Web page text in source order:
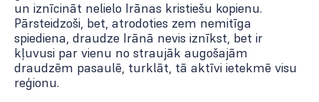
un iznīcināt nelielo Irānas kristiešu kopienu.
Pārsteidzoši, bet, atrodoties zem nemitīga
spiediena, draudze Irānā nevis iznīkst, bet ir
kļuvusi par vienu no straujāk augošajām
draudzēm pasaulē, turklāt, tā aktīvi ietekmē visu
reģionu.